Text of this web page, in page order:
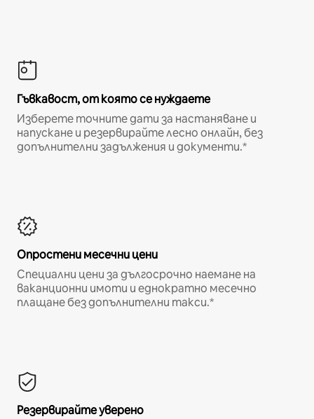
Гъвкавост, от която се нуждаете
Изберете точните дати за настаняване и
напускане и резервирайте лесно онлайн, без
допълнителни задължения и документи.*
Опростени месечни цени
Специални цени за дългосрочно наемане на
ваканционни имоти и еднократно месечно
плащане без допълнителни такси.*
Резервирайте уверено